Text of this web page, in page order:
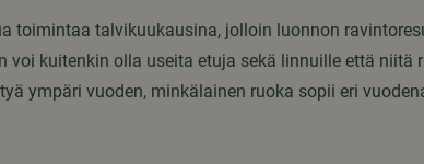
toimintaa talvikuukausina, jolloin luonnon
kuitenkin olla useita etuja sekä linnuille että niitä
ympäri vuoden, minkälainen ruoka sopii eri